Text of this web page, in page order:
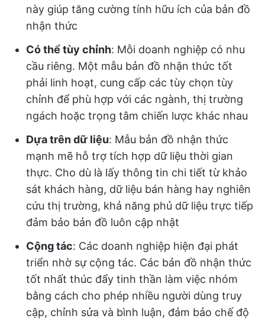
này giúp tăng cường tính hữu ích của bản đồ
nhận thức
Có thể tùy chỉnh: Mỗi doanh nghiệp có nhu
cầu riêng. Một mẫu bản đồ nhận thức tốt
phải linh hoạt, cung cấp các tùy chọn tùy
chỉnh để phù hợp với các ngành, thị trường
ngách hoặc trọng tâm chiến lược khác nhau
Dựa trên dữ liệu: Mẫu bản đồ nhận thức
mạnh mẽ hỗ trợ tích hợp dữ liệu thời gian
thực. Cho dù là lấy thông tin chi tiết từ khảo
sát khách hàng, dữ liệu bán hàng hay nghiên
cứu thị trường, khả năng phủ dữ liệu trực tiếp
đảm bảo bản đồ luôn cập nhật
Cộng tác: Các doanh nghiệp hiện đại phát
triển nhờ sự cộng tác. Các bản đồ nhận thức
tốt nhất thúc đẩy tinh thần làm việc nhóm
bằng cách cho phép nhiều người dùng truy
cập, chỉnh sửa và bình luận, đảm bảo chế độ